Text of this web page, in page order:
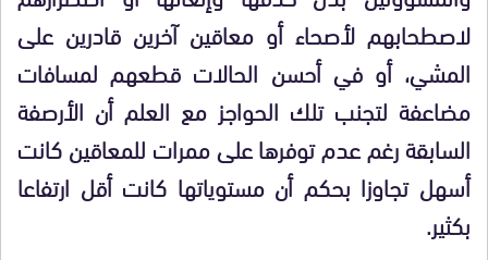
لاصطحابهم لأصحاء أو معاقين آخرين قادرين على
المشي، أو في أحسن الحالات قطعهم لمسافات
مضاعفة لتجنب تلك الحواجز مع العلم أن الأرصفة
السابقة رغم عدم توفرها على ممرات للمعاقين كانت
أسهل تجاوزا بحكم أن مستوياتها كانت أقل ارتفاعا
بكثير.